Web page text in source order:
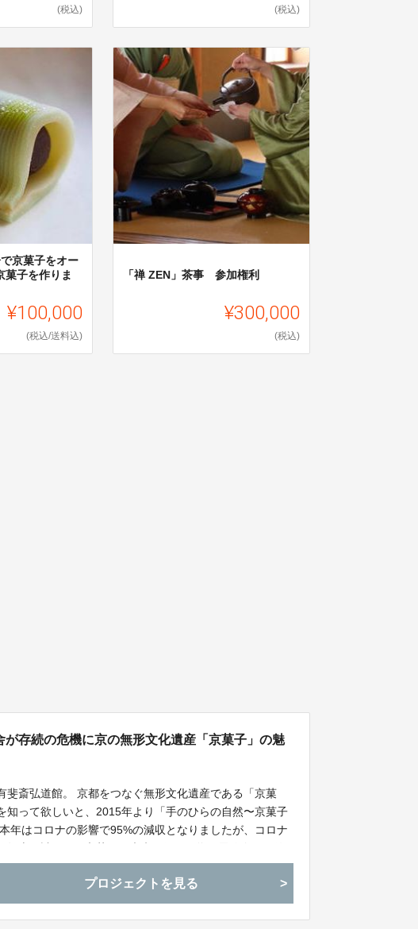
(税込) (税込)
京菓子をオー
菓子を作りま
¥100,000
(税込/送料込)
「禅 ZEN」茶事 参加権利
¥300,000
(税込)
存続の危機に京の無形文化遺産「京菓子」の魅
斎弘道館。 京都をつなぐ無形文化遺産である「京菓
知って欲しいと、2015年より「手のひらの自然〜京菓子
年はコロナの影響で95%の減収となりましたが、コロナ
いだけはでないこの文化を次世代に受け継ぐ事を目指す
お願いします。プロジェクトを見る